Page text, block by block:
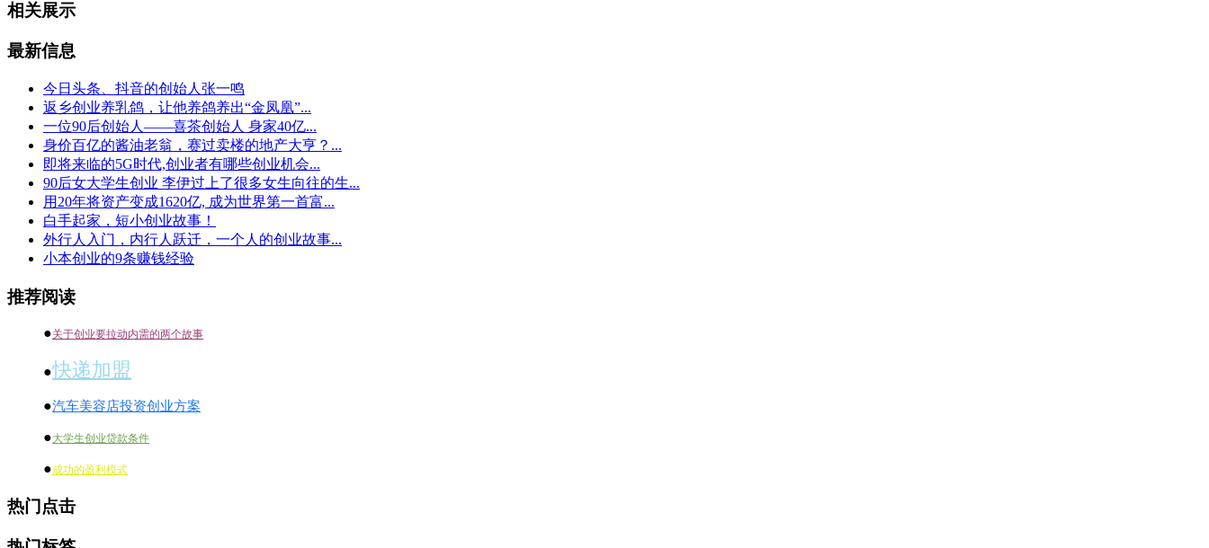
相关展示
最新信息
今日头条、抖音的创始人张一鸣
返乡创业养乳鸽，让他养鸽养出“金凤凰”...
一位90后创始人——喜茶创始人 身家40亿...
身价百亿的酱油老翁，赛过卖楼的地产大亨？...
即将来临的5G时代,创业者有哪些创业机会...
90后女大学生创业 李伊过上了很多女生向往的生...
用20年将资产变成1620亿, 成为世界第一首富...
白手起家，短小创业故事！
外行人入门，内行人跃迁，一个人的创业故事...
小本创业的9条赚钱经验
推荐阅读
●关于创业要拉动内需的两个故事
●快递加盟
●汽车美容店投资创业方案
●大学生创业贷款条件
●成功的盈利模式
热门点击